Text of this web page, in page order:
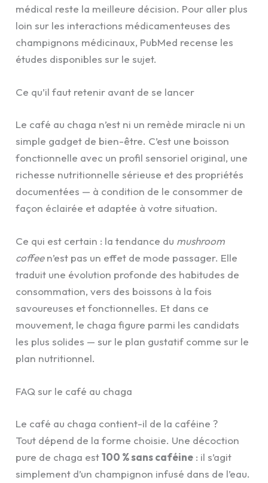
médical reste la meilleure décision. Pour aller plus
loin sur les interactions médicamenteuses des
champignons médicinaux, PubMed recense les
études disponibles sur le sujet.
Ce qu’il faut retenir avant de se lancer
Le café au chaga n’est ni un remède miracle ni un
simple gadget de bien-être. C’est une boisson
fonctionnelle avec un profil sensoriel original, une
richesse nutritionnelle sérieuse et des propriétés
documentées — à condition de le consommer de
façon éclairée et adaptée à votre situation.
Ce qui est certain : la tendance du mushroom
coffeen’est pas un effet de mode passager. Elle
traduit une évolution profonde des habitudes de
consommation, vers des boissons à la fois
savoureuses et fonctionnelles. Et dans ce
mouvement, le chaga figure parmi les candidats
les plus solides — sur le plan gustatif comme sur le
plan nutritionnel.
FAQ sur le café au chaga
Le café au chaga contient-il de la caféine ?
Tout dépend de la forme choisie. Une décoction
pure de chaga est100 % sans caféine : il s’agit
simplement d’un champignon infusé dans de l’eau.